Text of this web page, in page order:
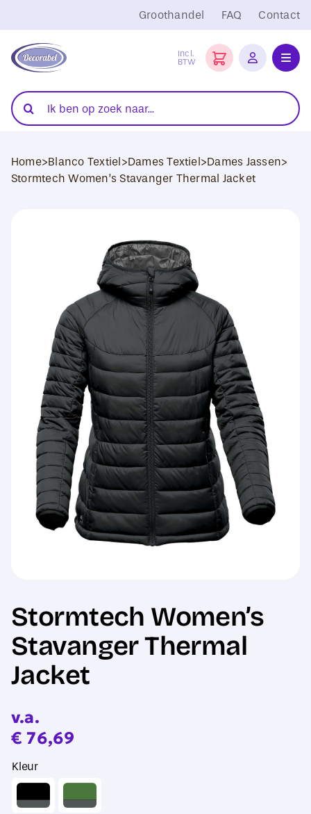
naar
inhoud
Groothandel FAQ Contact
Incl.
BTW
Folies
Transferpersen
Hobby Artikelen
DTF Transfers
Zoeken
naar:
Home>Blanco Textiel>Dames Textiel>Dames Jassen>
Stormtech Women’s Stavanger Thermal Jacket
Stormtech Women’s
Stavanger Thermal
Jacket
v.a.
€ 76,69
Kleur